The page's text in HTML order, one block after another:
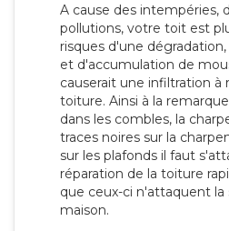
A cause des intempéries,
pollutions, votre toit est
risques d'une
et d'accumulation de
causerait une infiltration à
toiture. Ainsi à la
dans les combles, la
traces noires sur la
sur les plafonds il faut
réparation de la toiture
que ceux-ci n'attaquent la
maison.